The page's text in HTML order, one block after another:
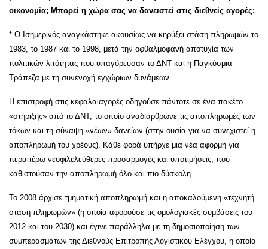
οικονομία; Μπορεί η χώρα σας να δανειστεί στις διεθνείς αγορές;
* Ο Ισημερινός αναγκάστηκε ακουσίως να κηρύξει στάση πληρωμών το
1983, το 1987 και το 1998, μετά την οφθαλμοφανή αποτυχία των
πολιτικών λιτότητας που υπαγόρευσαν το ΔΝΤ και η Παγκόσμια
Τράπεζα με τη συνενοχή εγχώριων δυνάμεων.
Η επιστροφή στις κεφαλαιαγορές οδηγούσε πάντοτε σε ένα πακέτο
«στήριξης» από το ΔΝΤ, το οποίο αναδιάρθρωνε τις αποπληρωμές των
τόκων και τη σύναψη «νέων» δανείων (στην ουσία για να συνεχιστεί η
αποπληρωμή του χρέους). Κάθε φορά υπήρχε μια νέα αφορμή για
περαιτέρω νεοφιλελεύθερες προσαρμογές και υποτιμήσεις, που
καθιστούσαν την αποπληρωμή όλο και πιο δύσκολη.
Το 2008 άρχισε τμηματική αποπληρωμή και η αποκαλούμενη «τεχνητή
στάση πληρωμών» (η οποία αφορούσε τις ομολογιακές συμβάσεις του
2012 και του 2030) και έγινε παράλληλα με τη δημοσιοποίηση των
συμπερασμάτων της Διεθνούς Επιτροπής Λογιστικού Ελέγχου, η οποία